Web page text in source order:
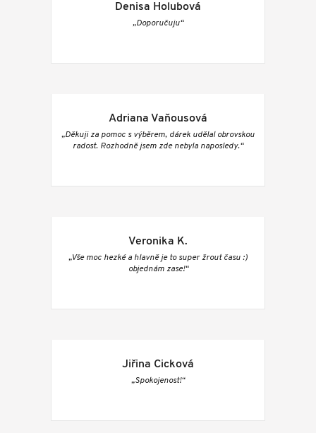
Denisa Holubová
„Doporučuju“
Adriana Vaňousová
„Děkuji za pomoc s výběrem, dárek udělal obrovskou
radost. Rozhodně jsem zde nebyla naposledy.“
Veronika K.
„Vše moc hezké a hlavně je to super žrout času :)
objednám zase!“
Jiřina Cicková
„Spokojenost!“